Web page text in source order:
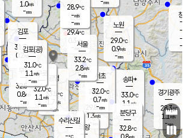
과천
29.8℃
1.3m/s
- mm
경기광주
28.3℃
1.1m/s
-mm
1.0m/s
-mm
창
-
-m/
-
의왕
김포
31.3℃
0.2 m/s
mm
광명
33.5 ℃
1.7 m/s
-mm
부천
32.5℃
0.8m/s
-mm
구로
32.0℃
1.1 m/s
-mm
은평
29.4℃
0.3 m/s
- mm
노원
29.0℃
0.9m/s
-mm
송파*
33.0℃
1.1 m/s
-mm
서초
32.0℃
0.7m/s
-mm
mm
수리산길
-℃
분당구
32.8℃
m/s
28.9℃
-m/s
-mm
김포(공)
31.0℃
1.1 m/s
-mm
서울
33.2℃
2.8m/s
-mm